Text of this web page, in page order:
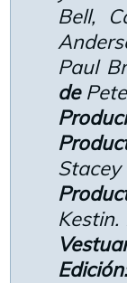
Bell,
Paul
de
Kestin.
Edición: